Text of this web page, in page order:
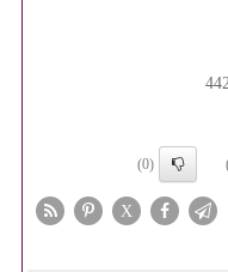
(0)
X